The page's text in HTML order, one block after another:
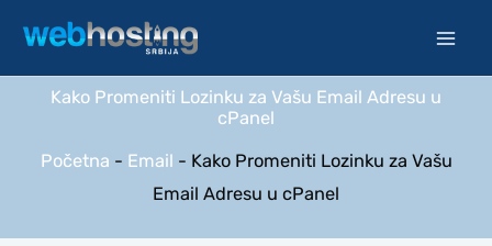
sadržaj
Kako Promeniti Lozinku za Vašu Email Adresu u
cPanel
Početna - Email - Kako Promeniti Lozinku za Vašu
Email Adresu u cPanel